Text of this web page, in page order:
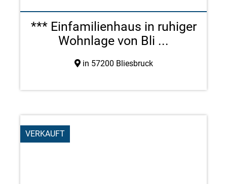
*** Einfamilienhaus in ruhiger
Wohnlage von Bli ...
in 57200 Bliesbruck
VERKAUFT